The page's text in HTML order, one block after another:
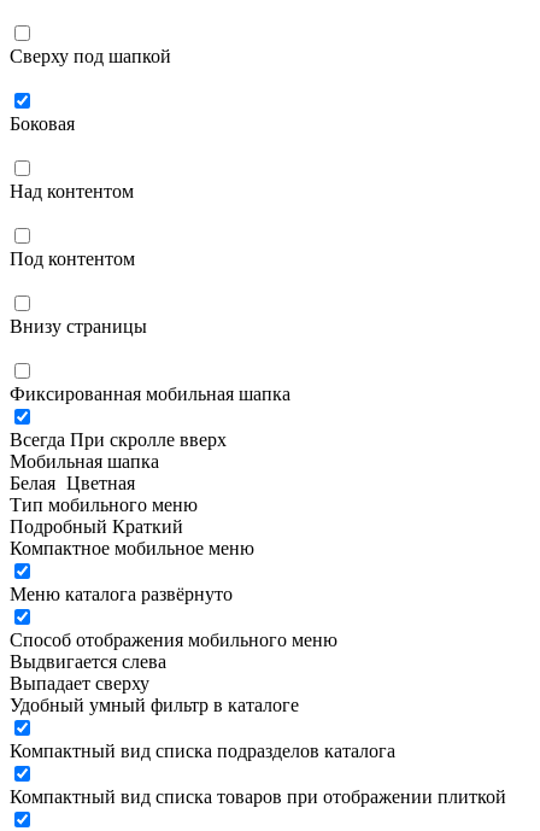
Сверху под шапкой
Боковая
Над контентом
Под контентом
Внизу страницы
Фиксированная мобильная шапка
Всегда При скролле вверх
Мобильная шапка
Белая Цветная
Тип мобильного меню
Подробный Краткий
Компактное мобильное меню
Меню каталога развёрнуто
Способ отображения мобильного меню
Выдвигается слева
Выпадает сверху
Удобный умный фильтр в каталоге
Компактный вид списка подразделов каталога
Компактный вид списка товаров при отображении плиткой